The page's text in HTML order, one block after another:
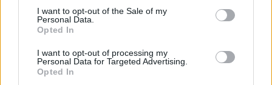
consent section.
I want to opt-out of the Sale of my
Personal Data.
Opted In
I want to opt-out of processing my
Personal Data for Targeted Advertising.
Opted In
προσπάθειες από εταιρείες όπως η Asus και η
Samsung, αλλά καμία δεν κατάφερε να κερδίσει το
συνεργαστούν στενά, αυτή θα μπορούσε να είναι η
πρώτη πραγματική επιτυχία.